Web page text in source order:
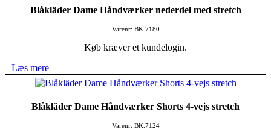
Blåkläder Dame Håndværker nederdel med stretch
Varenr: BK.7180
Køb kræver et kundelogin.
Læs mere
Blåkläder Dame Håndværker Shorts 4-vejs stretch
Varenr: BK.7124